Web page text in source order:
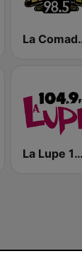
La
La Lupe 104.9 FM | San Luis Potosí